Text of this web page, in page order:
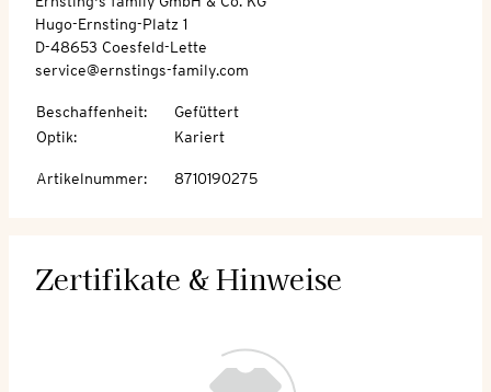
Hugo-Ernsting-Platz 1
D-48653 Coesfeld-Lette
service@ernstings-family.com
Beschaffenheit:
Gefüttert
Optik: Kariert
Artikelnummer: 8710190275
Zertifikate & Hinweise